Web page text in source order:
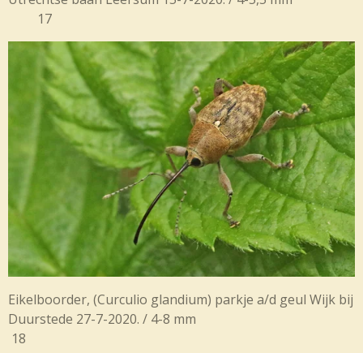
17
Eikelboorder, (Curculio glandium) parkje a/d geul Wijk bij
Duurstede 27-7-2020. / 4-8 mm
18